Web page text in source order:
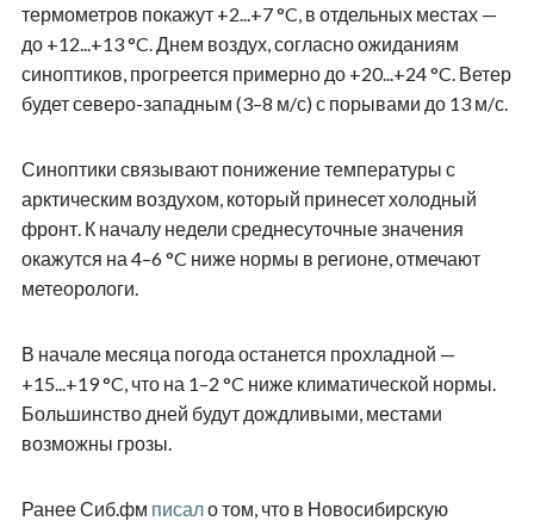
термометров покажут +2...+7 °C, в отдельных местах —
до +12...+13 °C. Днем воздух, согласно ожиданиям
синоптиков, прогреется примерно до +20...+24 °C. Ветер
будет северо-западным (3–8 м/с) с порывами до 13 м/с.
Синоптики связывают понижение температуры с
арктическим воздухом, который принесет холодный
фронт. К началу недели среднесуточные значения
окажутся на 4–6 °C ниже нормы в регионе, отмечают
метеорологи.
В начале месяца погода останется прохладной —
+15...+19 °C, что на 1–2 °C ниже климатической нормы.
Большинство дней будут дождливыми, местами
возможны грозы.
Ранее Сиб.фм писало том, что в Новосибирскую